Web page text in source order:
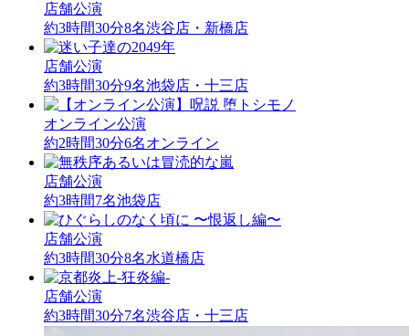
店舗公演
約3時間30分8名渋谷店・新橋店
店舗公演
約3時間30分9名池袋店・十三店
オンライン公演
約2時間30分6名オンライン
店舗公演
約3時間7名池袋店
店舗公演
約3時間30分8名水道橋店
店舗公演
約3時間30分7名渋谷店・十三店